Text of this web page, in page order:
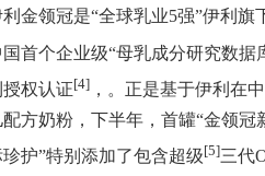
利金领冠是“全球乳业5强”伊利
国首个企业级“母乳成分研究数据
授权认证[4] ，。正是基于伊利在
配方奶粉，下半年，首罐“金领
护”特别添加了包含超级[5]三代